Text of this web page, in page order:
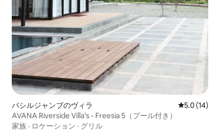
パシルジャンブのヴィラ レビュー14
5.0 (14)
AVANA Riverside Villa's - Freesia 5（プール付き）
家族 · ロケーション · グリル